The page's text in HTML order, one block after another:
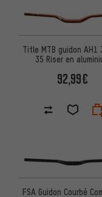
Title MTB guidon AH1
35 Riser en
92,99€
FSA Guidon Courbé